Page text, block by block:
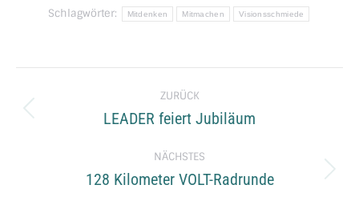
Schlagwörter:
Mitdenken Mitmachen Visionsschmiede
ZURÜCK
Vorheriger
LEADER feiert Jubiläum
NÄCHSTES
Nächster
128 Kilometer VOLT-Radrunde